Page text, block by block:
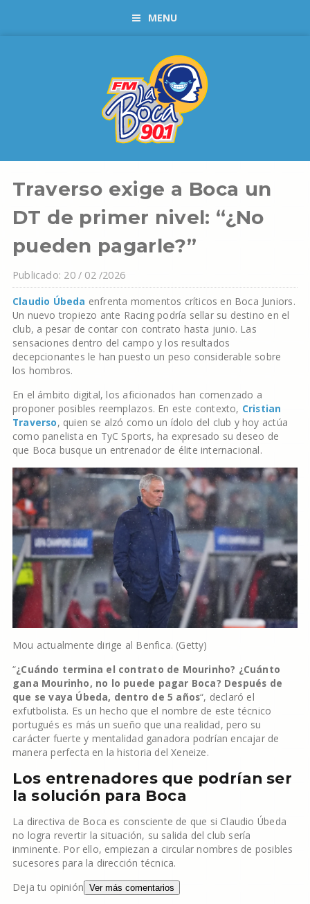
MENU
Traverso exige a Boca un
DT de primer nivel: “¿No
pueden pagarle?”
Publicado: 20 / 02 /2026
Claudio Úbeda enfrenta momentos críticos en Boca Juniors.
Un nuevo tropiezo ante Racing podría sellar su destino en el
club, a pesar de contar con contrato hasta junio. Las
sensaciones dentro del campo y los resultados
decepcionantes le han puesto un peso considerable sobre
los hombros.
En el ámbito digital, los aficionados han comenzado a
proponer posibles reemplazos. En este contexto, Cristian
Traverso, quien se alzó como un ídolo del club y hoy actúa
como panelista en TyC Sports, ha expresado su deseo de
que Boca busque un entrenador de élite internacional.
Mou actualmente dirige al Benfica. (Getty)
“¿Cuándo termina el contrato de Mourinho? ¿Cuánto
gana Mourinho, no lo puede pagar Boca? Después de
que se vaya Úbeda, dentro de 5 años“, declaró el
exfutbolista. Es un hecho que el nombre de este técnico
portugués es más un sueño que una realidad, pero su
carácter fuerte y mentalidad ganadora podrían encajar de
manera perfecta en la historia del Xeneize.
Los entrenadores que podrían ser
la solución para Boca
La directiva de Boca es consciente de que si Claudio Úbeda
no logra revertir la situación, su salida del club sería
inminente. Por ello, empiezan a circular nombres de posibles
sucesores para la dirección técnica.
Deja tu opinión Ver más comentarios